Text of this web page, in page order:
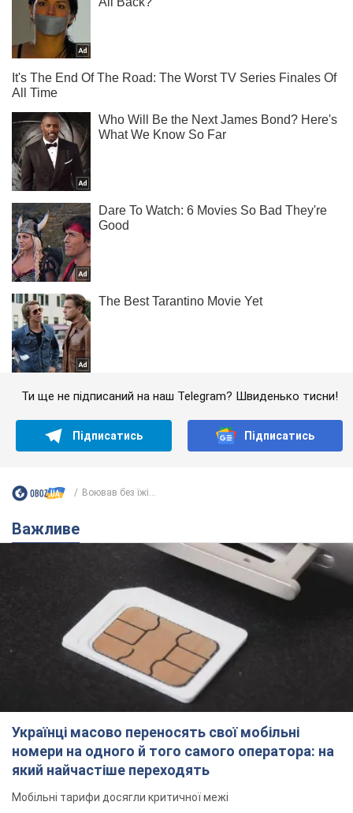
Ти ще не підписаний на наш Telegram? Швиденько тисни!
Підписатись Підписатись
Воював без їжі...
Важливе
Українці масово переносять свої мобільні
номери на одного й того самого оператора: на
який найчастіше переходять
Мобільні тарифи досягли критичної межі